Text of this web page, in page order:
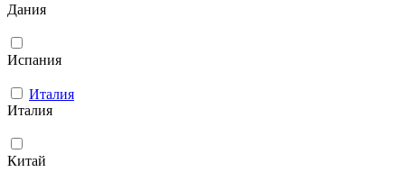
Дания
Испания
Италия
Италия
Китай